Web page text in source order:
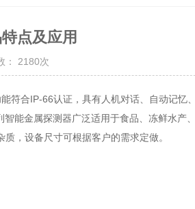
点及应用
2180次
合IP-66认证，具有人机对话、自动记忆、
能金属探测器广泛适用于食品、冻鲜水产
，设备尺寸可根据客户的需求定做。